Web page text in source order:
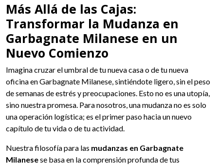
Más Allá de las Cajas:
Transformar la Mudanza en
Garbagnate Milanese en un
Nuevo Comienzo
Imagina cruzar el umbral de tu nueva casa o de tu nueva
oficina en Garbagnate Milanese, sintiéndote ligero, sin el peso
de semanas de estrés y preocupaciones. Esto no es una utopía,
sino nuestra promesa. Para nosotros, una mudanza no es solo
una operación logística; es el primer paso hacia un nuevo
capítulo de tu vida o de tu actividad.
Nuestra filosofía para las mudanzas en Garbagnate
Milanesese basa en la comprensión profunda de tus